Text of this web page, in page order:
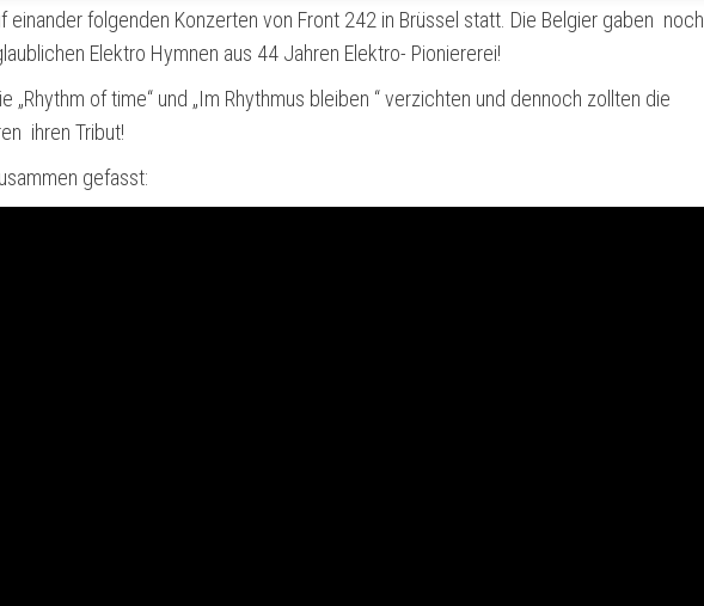
einander folgenden Konzerten von Front 242 in Brüssel statt. Die Belgier gaben noch
Elektro Hymnen aus 44 Jahren Elektro- Pioniererei!
„Rhythm of time“ und „Im Rhythmus bleiben “ verzichten und dennoch zollten die
ihren Tribut!
gefasst: